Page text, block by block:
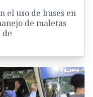
el uso de buses en
de maletas
de